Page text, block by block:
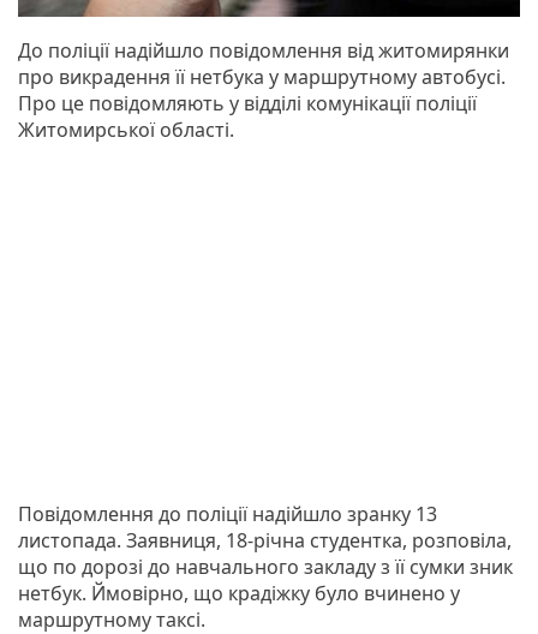
До поліції надійшло повідомлення від житомирянки
про викрадення її нетбука у маршрутному автобусі.
Про це повідомляють у відділі комунікації поліції
Житомирської області.
Повідомлення до поліції надійшло зранку 13
листопада. Заявниця, 18-річна студентка, розповіла,
що по дорозі до навчального закладу з її сумки зник
нетбук. Ймовірно, що крадіжку було вчинено у
маршрутному таксі.